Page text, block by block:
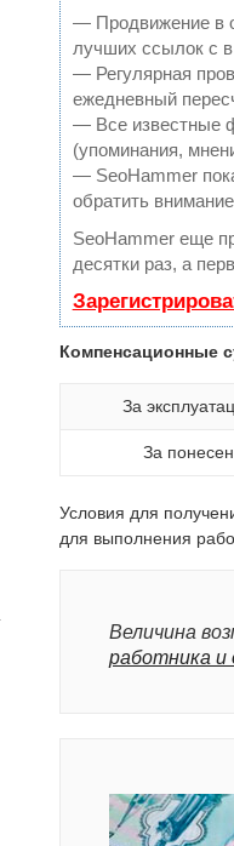
— Продвижение в
лучших ссылок с
— Регулярная
ежедневный
— Все известные
(упоминания,
— SeoHammer
обратить
SeoHammer еще
десятки раз, а
Компенсационные
За
За
Условия для
для выполнения
Величина
работника и